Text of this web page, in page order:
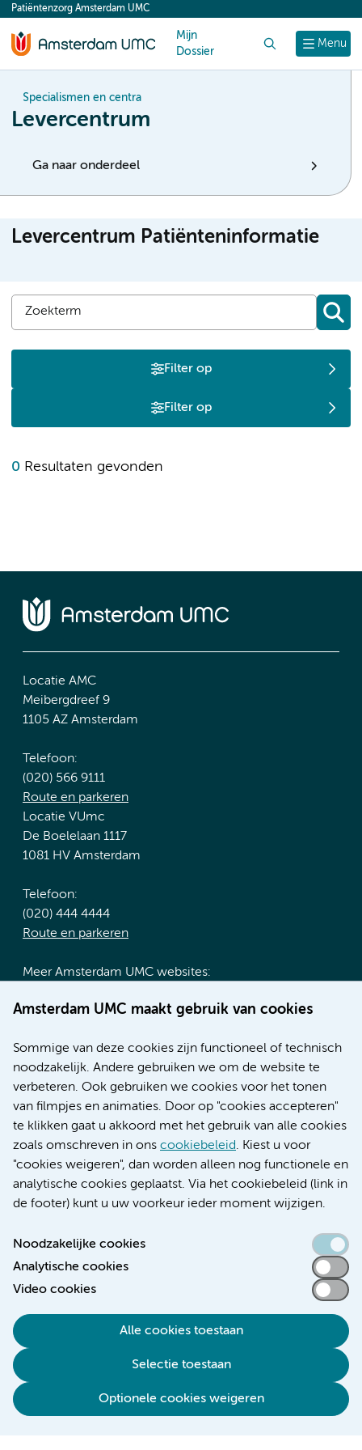
content
Amsterdam UMC maakt gebruik van cookies
Sommige van deze cookies zijn functioneel of technisch
noodzakelijk. Andere gebruiken we om de website te
verbeteren. Ook gebruiken we cookies voor het tonen
van filmpjes en animaties. Door op "cookies accepteren"
te klikken gaat u akkoord met het gebruik van alle cookies
zoals omschreven in ons cookiebeleid. Kiest u voor
"cookies weigeren", dan worden alleen nog functionele en
analytische cookies geplaatst. Via het cookiebeleid (link in
de footer) kunt u uw voorkeur ieder moment wijzigen.
Noodzakelijke cookies
Analytische cookies
Video cookies
Alle cookies toestaan
Selectie toestaan
Optionele cookies weigeren
Menu
Patiëntenzorg Amsterdam UMC
Mijn
Dossier
Specialismen en centra
Levercentrum
Ga naar onderdeel
Levercentrum Patiënteninformatie
Filter op
Filter op
0 Resultaten gevonden
Locatie AMC
Meibergdreef 9
1105 AZ Amsterdam
Telefoon:
(020) 566 9111
Route en parkeren
Locatie VUmc
De Boelelaan 1117
1081 HV Amsterdam
Telefoon:
(020) 444 4444
Route en parkeren
Meer Amsterdam UMC websites:
Werken bij Amsterdam UMC
Nieuws
Research
Educatie locatie AMC
Educatie locatie VUmc
Verwijzen & diagnostiek
Toegankelijkheidsverklaring
Responsible disclosure